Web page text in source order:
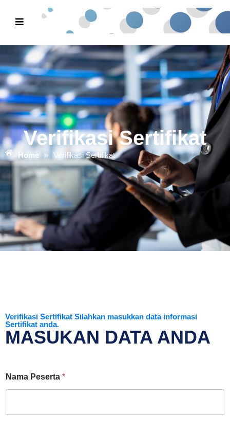
Verifikasi Sertifikat
Home » Verifikasi Sertifikat
Verifikasi Sertifikat Silahkan masukkan data informasi
Sertifikat anda.
MASUKAN DATA ANDA
Nama Peserta *